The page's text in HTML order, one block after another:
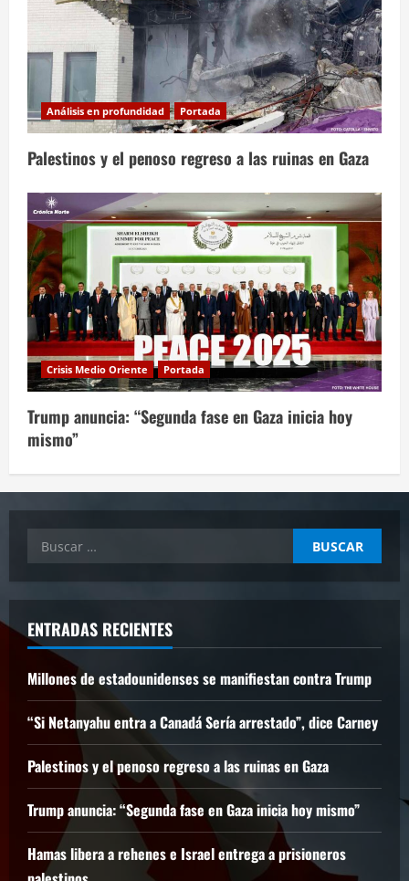
Análisis en profundidad Portada
Palestinos y el penoso regreso a las ruinas en Gaza
Crisis Medio Oriente Portada
Trump anuncia: “Segunda fase en Gaza inicia hoy
mismo”
Buscar:
ENTRADAS RECIENTES
Millones de estadounidenses se manifiestan contra Trump
“Si Netanyahu entra a Canadá Sería arrestado”, dice Carney
Palestinos y el penoso regreso a las ruinas en Gaza
Trump anuncia: “Segunda fase en Gaza inicia hoy mismo”
Hamas libera a rehenes e Israel entrega a prisioneros